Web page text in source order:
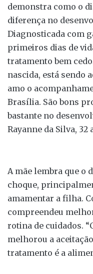
demonstra como o
diferença no
Diagnosticada com
primeiros dias de
tratamento bem
nascida, está sendo
amo o
Brasília. São bons
bastante no
Rayanne da Silva, 32
A mãe lembra que o
choque,
amamentar a filha.
compreendeu
rotina de cuidados.
melhorou a
tratamento é a